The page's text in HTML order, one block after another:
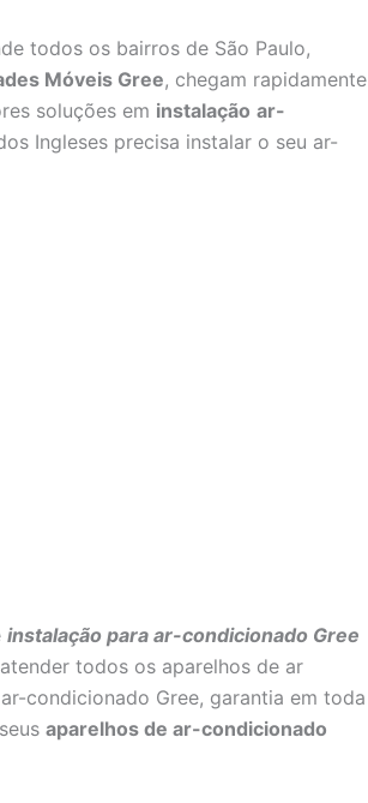
todos os bairros de São Paulo,
Móveis Gree, chegam rapidamente
soluções em instalação ar-
Ingleses precisa instalar o seu ar-
instalação para ar-condicionado Gree
todos os aparelhos de ar
condicionado Gree, garantia em toda
aparelhos de ar-condicionado